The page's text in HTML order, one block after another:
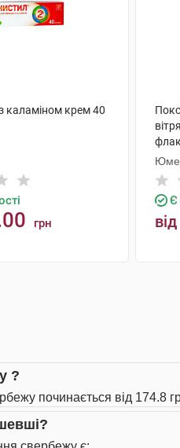
каламіном крем 40
грн
Є
від
?
починається від 174.8